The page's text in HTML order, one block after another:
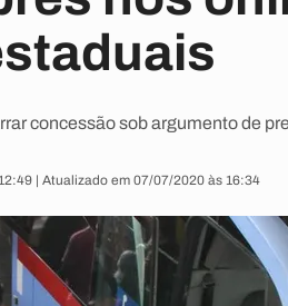
concessão sob argumento de
| Atualizado em 07/07/2020 às 16:34